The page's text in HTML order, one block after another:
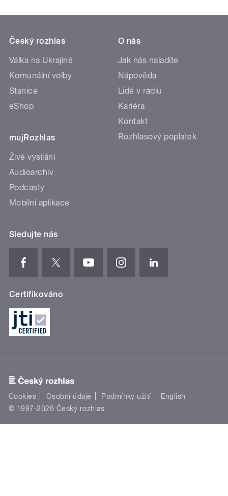
Český rozhlas
Válka na Ukrajině
Komunální volby
Stanice
eShop
mujRozhlas
Živé vysílání
Audioarchiv
Podcasty
Mobilní aplikace
O nás
Jak nás naladíte
Nápověda
Lidé v rádiu
Kariéra
Kontakt
Rozhlasový poplatek
Sledujte nás
Certifikováno
Cookies Osobní údaje Podmínky užití
English
© 1997-2026 Český rozhlas